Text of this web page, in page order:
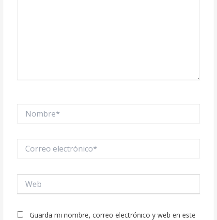
electrónico*
Guarda mi nombre, correo electrónico y web en este